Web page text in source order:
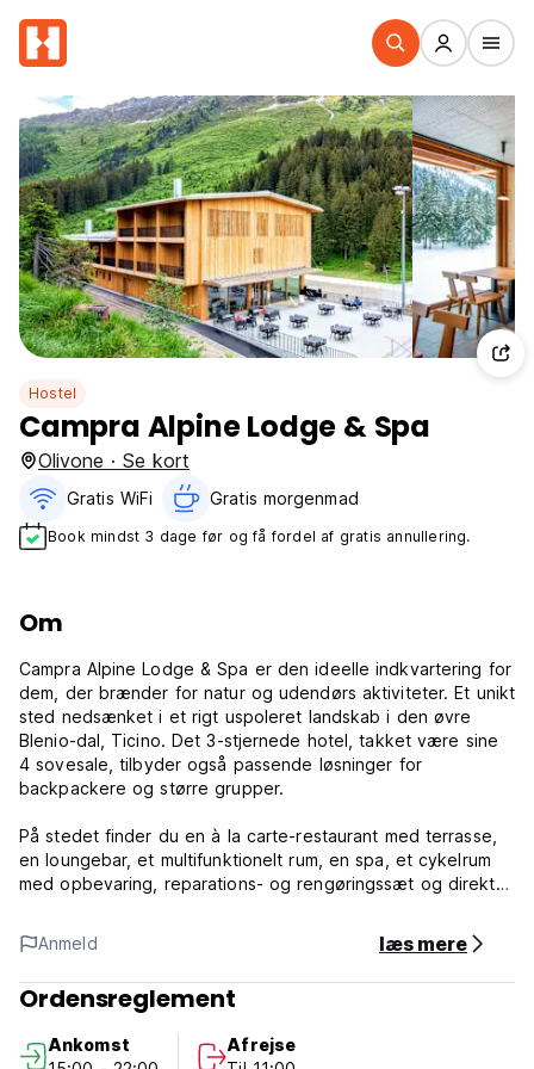
Hostel
Campra Alpine Lodge & Spa
Olivone · Se kort
Gratis WiFi Gratis morgenmad‎
Book mindst 3 dage før og få fordel af gratis annullering.
Om
Campra Alpine Lodge & Spa er den ideelle indkvartering for
dem, der brænder for natur og udendørs aktiviteter. Et unikt
sted nedsænket i et rigt uspoleret landskab i den øvre
Blenio-dal, Ticino. Det 3-stjernede hotel, takket være sine
4 sovesale, tilbyder også passende løsninger for
backpackere og større grupper.
På stedet finder du en à la carte-restaurant med terrasse,
en loungebar, et multifunktionelt rum, en spa, et cykelrum
med opbevaring, reparations- og rengøringssæt og direkte
vandrestier og meget mere .
Kollegierne er åbne i sommersæsonen (maj til oktober).
Anmeld læs mere
Ordensreglement
Ankomst
Afrejse